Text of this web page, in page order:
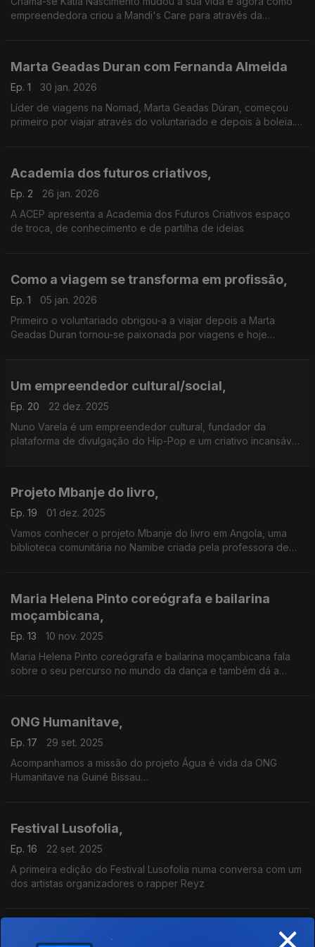
empreendedora criou a Mandi's Care para através da
Marta Geadas Duran com Fernanda Almeida
Ep. 1
30 jan. 2026
Líder de viagens na Nomad, Marta Geadas Dúran, começou
primeiro por viajar através do voluntariado e depois à boleia.
Academia dos futuros criativos,
Ep. 2
26 jan. 2026
A ACEP apresenta a Academia dos Futuros Criativos espaço
de troca, de conhecimento e de partilha de ideias
Como a viagem se transforma em profissão,
Ep. 1
05 jan. 2026
Primeiro o voluntariado obrigou-a a viajar depois a Marta
Geadas Duran tornou-se paixonada por viagens e hoje
Um empreendedor cultural/social,
Ep. 20
22 dez. 2025
Nuno Varela é um empreendedor cultural, fundador da
plataforma de divulgação do Hip-Pop e um criativo incansável
Projeto Mbanje do livro,
Ep. 19
01 dez. 2025
Vamos conhecer o projeto Mbanje do livro em Angola, uma
biblioteca comunitária no Namibe criada pela professora de
Maria Helena Pinto coreógrafa e bailarina
moçambicana,
Ep. 13
10 nov. 2025
Maria Helena Pinto coreógrafa e bailarina moçambicana fala
sobre o seu percurso no mundo da dança e também dá a
ONG Humanitave,
Ep. 17
29 set. 2025
Acompanhamos a missão do projeto Água é vida da ONG
Humanitave na Guiné Bissau
Festival Lusofolia,
Ep. 16
22 set. 2025
A primeira edição do Festival Lusofolia numa conversa com um
dos artistas organizadores o rapper Reyz
×